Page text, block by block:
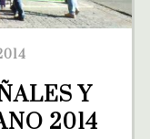
Y
2014